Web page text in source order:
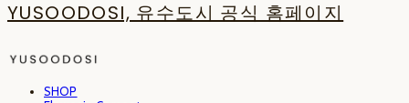
YUSOODOSI, 유수도시 공식 홈페이지
SHOP